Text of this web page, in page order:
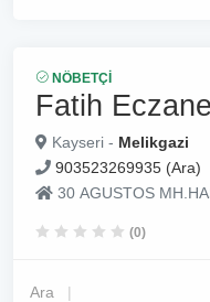
NÖBETÇI
Fatih
Kayseri - Melikgazi
903523269935 (Ara)
30 AGUSTOS
(0)
Ara